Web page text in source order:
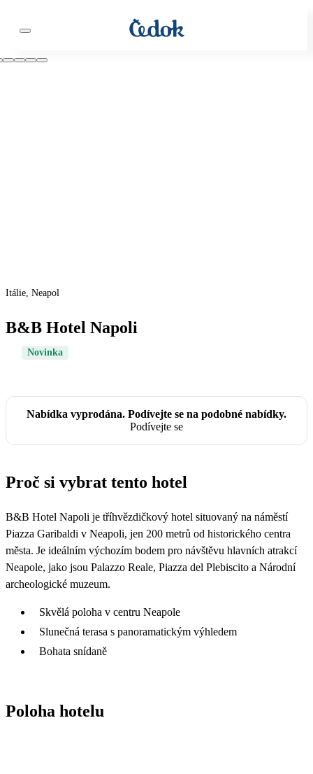
Itálie, Neapol
B&B Hotel Napoli
Novinka
Nabídka vyprodána. Podívejte se na podobné nabídky.
Podívejte se
Proč si vybrat tento hotel
B&B Hotel Napoli je tříhvězdičkový hotel situovaný na náměstí
Piazza Garibaldi v Neapoli, jen 200 metrů od historického centra
města. Je ideálním výchozím bodem pro návštěvu hlavních atrakcí
Neapole, jako jsou Palazzo Reale, Piazza del Plebiscito a Národní
archeologické muzeum.
Skvělá poloha v centru Neapole
Slunečná terasa s panoramatickým výhledem
Bohata snídaně
Poloha hotelu